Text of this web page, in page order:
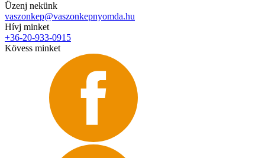
Üzenj nekünk
vaszonkep@vaszonkepnyomda.hu
Hívj minket
+36-20-933-0915
Kövess minket